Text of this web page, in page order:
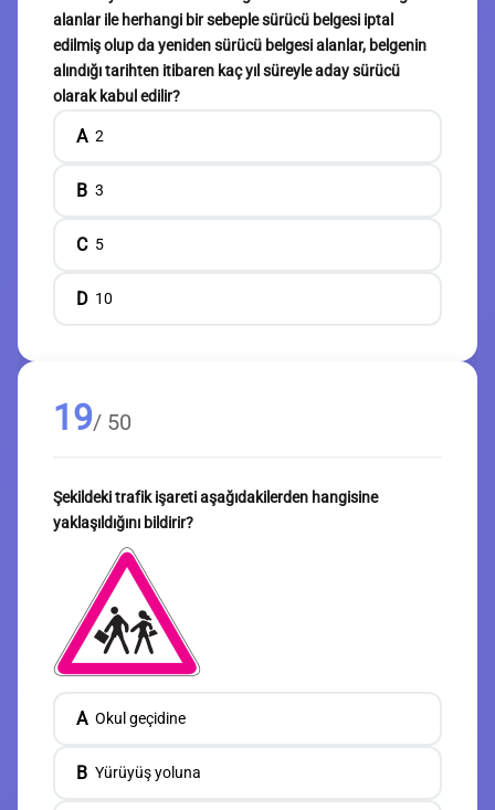
alanlar ile herhangi bir sebeple sürücü belgesi iptal
edilmiş olup da yeniden sürücü belgesi alanlar, belgenin
alındığı tarihten itibaren kaç yıl süreyle aday sürücü
olarak kabul edilir?
A 2
B 3
C 5
D 10
19/ 50
Şekildeki trafik işareti aşağıdakilerden hangisine
yaklaşıldığını bildirir?
A Okul geçidine
B Yürüyüş yoluna